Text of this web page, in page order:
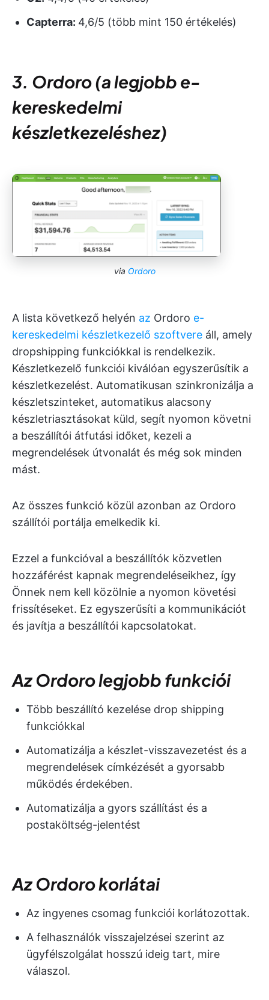
Capterra: 4,6/5 (több mint 150 értékelés)
3. Ordoro (a legjobb e-
kereskedelmi
készletkezeléshez)
via Ordoro
A lista következő helyén az Ordoro e-
kereskedelmi készletkezelő szoftvere áll, amely
dropshipping funkciókkal is rendelkezik.
Készletkezelő funkciói kiválóan egyszerűsítik a
készletkezelést. Automatikusan szinkronizálja a
készletszinteket, automatikus alacsony
készletriasztásokat küld, segít nyomon követni
a beszállítói átfutási időket, kezeli a
megrendelések útvonalát és még sok minden
mást.
Az összes funkció közül azonban az Ordoro
szállítói portálja emelkedik ki.
Ezzel a funkcióval a beszállítók közvetlen
hozzáférést kapnak megrendeléseikhez, így
Önnek nem kell közölnie a nyomon követési
frissítéseket. Ez egyszerűsíti a kommunikációt
és javítja a beszállítói kapcsolatokat.
Az Ordoro legjobb funkciói
Több beszállító kezelése drop shipping
funkciókkal
Automatizálja a készlet-visszavezetést és a
megrendelések címkézését a gyorsabb
működés érdekében.
Automatizálja a gyors szállítást és a
postaköltség-jelentést
Az Ordoro korlátai
Az ingyenes csomag funkciói korlátozottak.
A felhasználók visszajelzései szerint az
ügyfélszolgálat hosszú ideig tart, mire
válaszol.